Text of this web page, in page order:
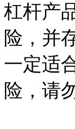
杠杆产
险，并
一定适
险，请